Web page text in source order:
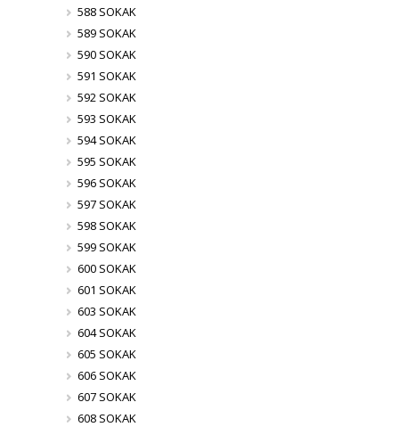
588 SOKAK
589 SOKAK
590 SOKAK
591 SOKAK
592 SOKAK
593 SOKAK
594 SOKAK
595 SOKAK
596 SOKAK
597 SOKAK
598 SOKAK
599 SOKAK
600 SOKAK
601 SOKAK
603 SOKAK
604 SOKAK
605 SOKAK
606 SOKAK
607 SOKAK
608 SOKAK